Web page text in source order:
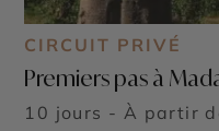
CIRCUIT PRIVÉ
Premiers pas à
10 jours - À partir